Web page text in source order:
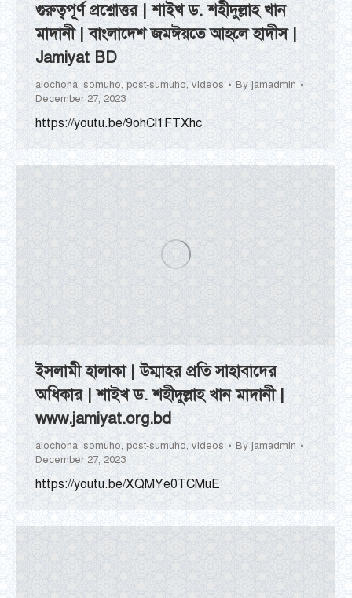
গুরুত্বপূর্ণ প্রশ্নোত্তর | শাইখ ড. শহীদুল্লাহ খান
মাদানী | বাংলাদেশ জমঈয়তে আহলে হাদীস |
Jamiyat BD
alochona_somuho, post-sumuho, videos By jamadmin
December 27, 2023
https://youtu.be/9ohCl1FTXhc
ইসলামী হালাকা | উম্মাহর প্রতি সাহাবাদের
অধিকার | শাইখ ড. শহীদুল্লাহ খান মাদানী |
www.jamiyat.org.bd
alochona_somuho, post-sumuho, videos By jamadmin
December 27, 2023
https://youtu.be/XQMYe0TCMuE